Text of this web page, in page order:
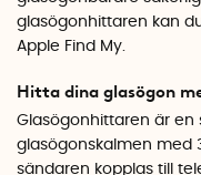
glasögonhittaren kan
Apple Find My.
Hitta dina glasögon
Glasögonhittaren är en
glasögonskalmen med
sändaren kopplas till